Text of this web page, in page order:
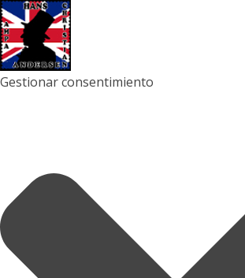
Gestionar consentimiento